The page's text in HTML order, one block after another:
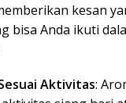
kesan
bisa Anda ikuti
Aktivitas: